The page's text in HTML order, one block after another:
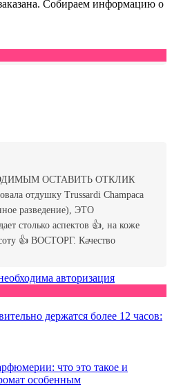
Собираем информацию о
авторизация
держатся более 12 часов:
что это такое и
особенным